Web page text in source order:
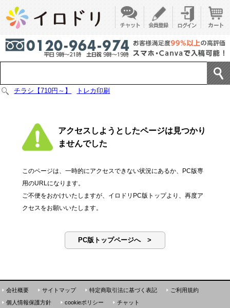
チラシ【710円～】 トレカ印刷
アクセスしようとしたページは見つかり
ませんでした
このページは、一時的にアクセスできない状況にあるか、PC版専
用のURLになります。
ご不便をおかけいたしますが、イロドリPC版トップより、再度ア
クセスをお願いいたします。
PC版トップページへ >
会社概要 サイトマップ 特定商取引法に基づく表記
ご利用規約
個人情報保護方針
cookieポリシー チャット